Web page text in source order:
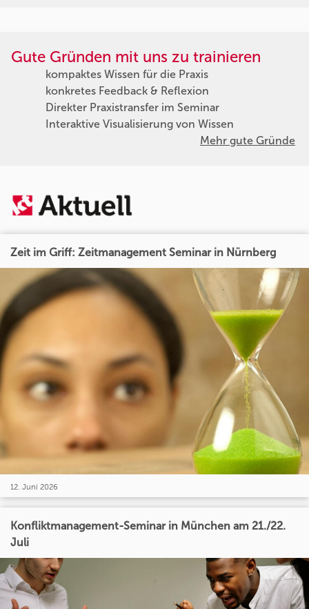
Gute Gründen mit uns zu trainieren
kompaktes Wissen für die Praxis
konkretes Feedback & Reflexion
Direkter Praxistransfer im Seminar
Interaktive Visualisierung von Wissen
Mehr gute Gründe
Zeit im Griff: Zeitmanagement Seminar in Nürnberg
12. Juni 2026
Konfliktmanagement-Seminar in München am 21./22.
Juli